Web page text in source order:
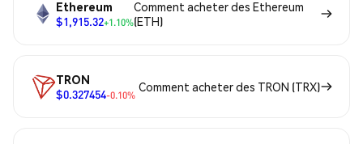
Ethereum
$1,915.32+1.10%
Comment acheter des Ethereum
(ETH)
TRON
$0.327454-0.10%
Comment acheter des TRON (TRX)